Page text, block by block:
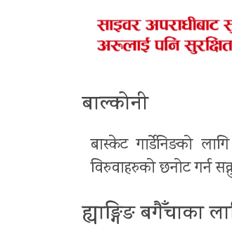
बाल्कोनी
बास्केट गार्डेनिङको
विरुवाहरुको छनोट गर्न
ह्याङ्गिङ बगैँचाका